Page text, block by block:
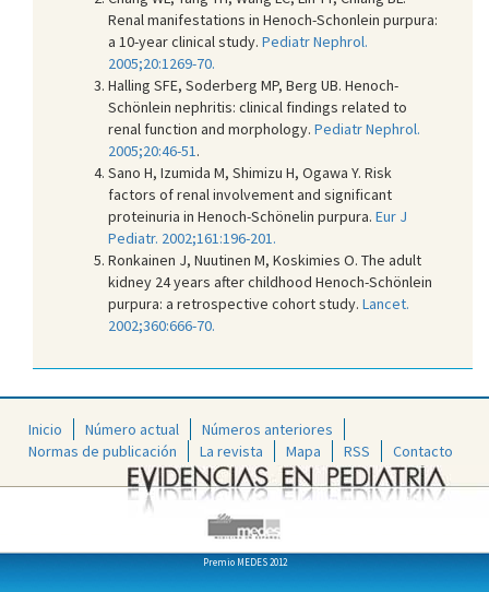
Renal manifestations in Henoch-Schonlein purpura:
a 10-year clinical study. Pediatr Nephrol.
2005;20:1269-70.
Halling SFE, Soderberg MP, Berg UB. Henoch-
Schönlein nephritis: clinical findings related to
renal function and morphology. Pediatr Nephrol.
2005;20:46-51 .
Sano H, Izumida M, Shimizu H, Ogawa Y. Risk
factors of renal involvement and significant
proteinuria in Henoch-Schönelin purpura. Eur J
Pediatr. 2002;161:196-201.
Ronkainen J, Nuutinen M, Koskimies O. The adult
kidney 24 years after childhood Henoch-Schönlein
purpura: a retrospective cohort study. Lancet.
2002;360:666-70.
Inicio Número actual
Números anteriores
Normas de publicación
La revista Mapa RSS Contacto
Premio MEDES 2012